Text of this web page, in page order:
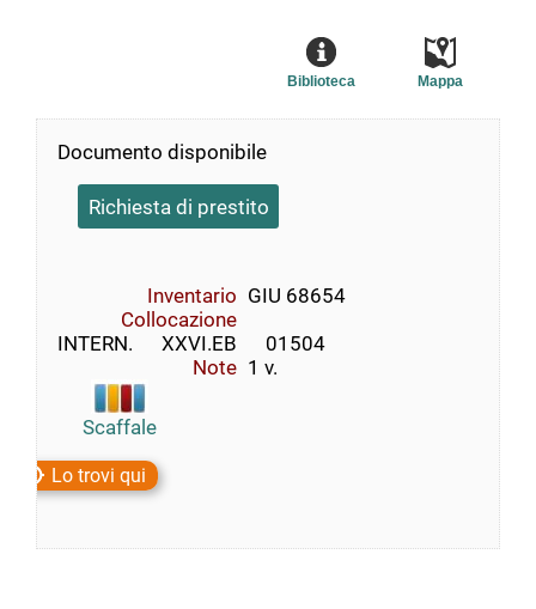
Mappa
Biblioteca
Documento disponibile
Richiesta di prestito
Inventario GIU 68654
Collocazione
INTERN.      XXVI.EB      01504
Note 1 v.
Scaffale
Lo trovi qui